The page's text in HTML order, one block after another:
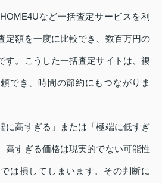
など一括査定サービスを利
定額を一度に比較でき、数百万円の
す。こうした一括査定サイトは、複
でき、時間の節約にもつながりま
に高すぎる」または「極端に低すぎ
高すぎる価格は現実的でない可能性
は損してしまいます。その判断に